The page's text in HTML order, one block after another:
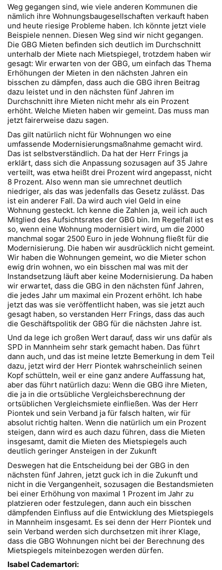
Weg gegangen sind, wie viele anderen Kommunen die
nämlich ihre Wohnungsbaugesellschaften verkauft haben
und heute riesige Probleme haben. Ich könnte jetzt viele
Beispiele nennen. Diesen Weg sind wir nicht gegangen.
Die GBG Mieten befinden sich deutlich im Durchschnitt
unterhalb der Miete nach Mietspiegel, trotzdem haben wir
gesagt: Wir erwarten von der GBG, um einfach das Thema
Erhöhungen der Mieten in den nächsten Jahren ein
bisschen zu dämpfen, dass auch die GBG ihren Beitrag
dazu leistet und in den nächsten fünf Jahren im
Durchschnitt ihre Mieten nicht mehr als ein Prozent
erhöht. Welche Mieten haben wir gemeint. Das muss man
jetzt fairerweise dazu sagen.
Das gilt natürlich nicht für Wohnungen wo eine
umfassende Modernisierungsmaßnahme gemacht wird.
Das ist selbstverständlich. Da hat der Herr Frings ja
erklärt, dass sich die Anpassung sozusagen auf 35 Jahre
verteilt, was etwa heißt drei Prozent wird angepasst, nicht
8 Prozent. Also wenn man sie umrechnet deutlich
niedriger, als das was jedenfalls das Gesetz zulässt. Das
ist ein anderer Fall. Da wird auch viel Geld in eine
Wohnung gesteckt. Ich kenne die Zahlen ja, weil ich auch
Mitglied des Aufsichtsrates der GBG bin. Im Regelfall ist es
so, wenn eine Wohnung modernisiert wird, um die 2000
manchmal sogar 2500 Euro in jede Wohnung fließt für die
Modernisierung. Die haben wir ausdrücklich nicht gemeint.
Wir haben die Wohnungen gemeint, wo die Mieter schon
ewig drin wohnen, wo ein bisschen mal was mit der
Instandsetzung läuft aber keine Modernisierung. Da haben
wir erwartet, dass die GBG in den nächsten fünf Jahren,
die jedes Jahr um maximal ein Prozent erhöht. Ich habe
jetzt das was sie veröffentlicht haben, was sie jetzt auch
gesagt haben, so verstanden Herr Frings, dass das auch
die Geschäftspolitik der GBG für die nächsten Jahre ist.
Und da lege ich großen Wert darauf, dass wir uns dafür als
SPD in Mannheim sehr stark gemacht haben. Das führt
dann auch, und das ist meine letzte Bemerkung in dem Teil
dazu, jetzt wird der Herr Piontek wahrscheinlich seinen
Kopf schütteln, weil er eine ganz andere Auffassung hat,
aber das führt natürlich dazu: Wenn die GBG ihre Mieten,
die ja in die ortsübliche Vergleichsberechnung der
ortsüblichen Vergleichsmiete einfließen. Was der Herr
Piontek und sein Verband ja für falsch halten, wir für
absolut richtig halten. Wenn die natürlich um ein Prozent
steigen, dann wird es auch dazu führen, dass die Mieten
insgesamt, damit die Mieten des Mietspiegels auch
deutlich geringer Ansteigen in der Zukunft
Deswegen hat die Entscheidung bei der GBG in den
nächsten fünf Jahren, jetzt guck ich in die Zukunft und
nicht in die Vergangenheit, sozusagen die Bestandsmieten
bei einer Erhöhung von maximal 1 Prozent im Jahr zu
platzieren oder festzulegen, dann auch ein bisschen
dämpfenden Einfluss auf die Entwicklung des Mietspiegels
in Mannheim insgesamt. Es sei denn der Herr Piontek und
sein Verband werden sich durchsetzen mit ihrer Klage,
dass die GBG Wohnungen nicht bei der Berechnung des
Mietspiegels miteinbezogen werden dürfen.
Isabel Cademartori: